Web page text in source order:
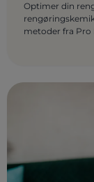
Optimer din
metoder fra Pro